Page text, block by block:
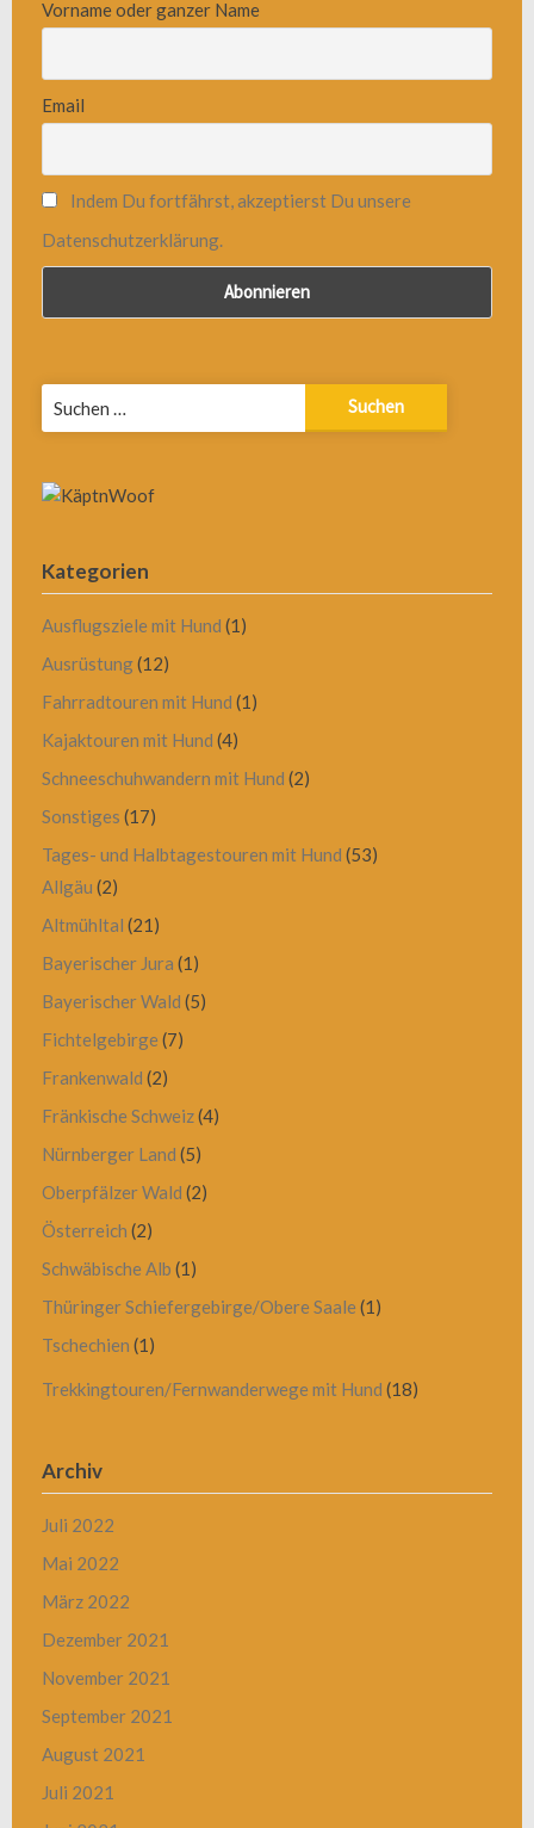
Vorname oder ganzer Name
Email
Indem Du fortfährst, akzeptierst Du unsere
Datenschutzerklärung.
nach:
Kategorien
Ausflugsziele mit Hund (1)
Ausrüstung(12)
Fahrradtouren mit Hund (1)
Kajaktouren mit Hund (4)
Schneeschuhwandern mit Hund (2)
Sonstiges (17)
Tages- und Halbtagestouren mit Hund (53)
Allgäu (2)
Altmühltal (21)
Bayerischer Jura (1)
Bayerischer Wald (5)
Fichtelgebirge (7)
Frankenwald (2)
Fränkische Schweiz(4)
Nürnberger Land (5)
Oberpfälzer Wald (2)
Österreich (2)
Schwäbische Alb (1)
Thüringer Schiefergebirge/Obere Saale (1)
Tschechien (1)
Trekkingtouren/Fernwanderwege mit Hund (18)
Archiv
Juli 2022
Mai 2022
März 2022
Dezember 2021
November 2021
September 2021
August 2021
Juli 2021